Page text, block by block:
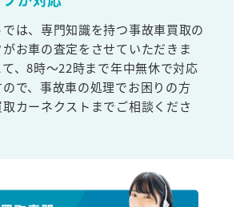
は、専門知識を持つ事故車買取の
お車の査定をさせていただきま
、8時～22時まで年中無休で対応
ので、事故車の処理でお困りの方
カーネクストまでご相談くださ